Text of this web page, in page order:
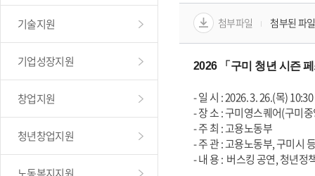
기술지원
기업성장지원
창업지원
청년창업지원
첨부파일 첨부된 파
2026 「구미 청년 시즌
- 일 시 : 2026. 3. 26.(목)
- 장 소 : 구미영스퀘어(구미
- 주 최 : 고용노동부
- 주 관 : 고용노동부, 구미시
- 내 용 :  버스킹 공연, 청년정